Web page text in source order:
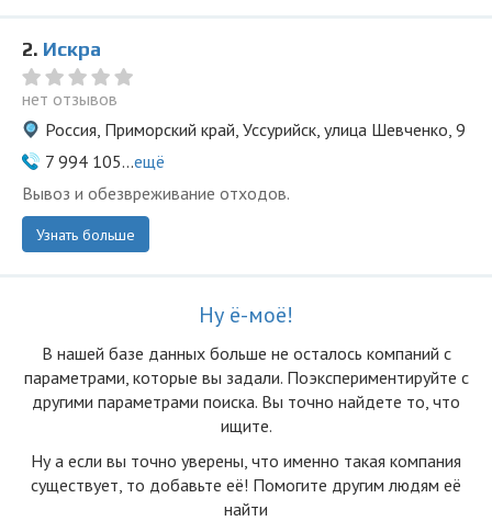
2. Искра
нет отзывов
Россия, Приморский край, Уссурийск, улица Шевченко, 9
7 994 105...ещё
Вывоз и обезвреживание отходов.
Узнать больше
Ну ё-моё!
В нашей базе данных больше не осталоcь компаний с
параметрами, которые вы задали. Поэкспериментируйте с
другими параметрами поиска. Вы точно найдете то, что
ищите.
Ну а если вы точно уверены, что именно такая компания
существует, то добавьте её! Помогите другим людям её
найти